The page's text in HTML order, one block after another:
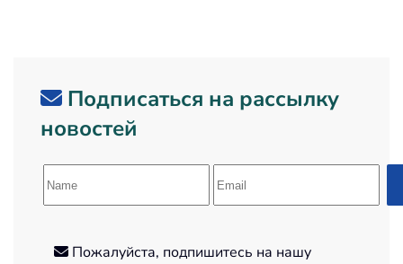
Подписаться на рассылку
новостей
Пожалуйста, подпишитесь на нашу